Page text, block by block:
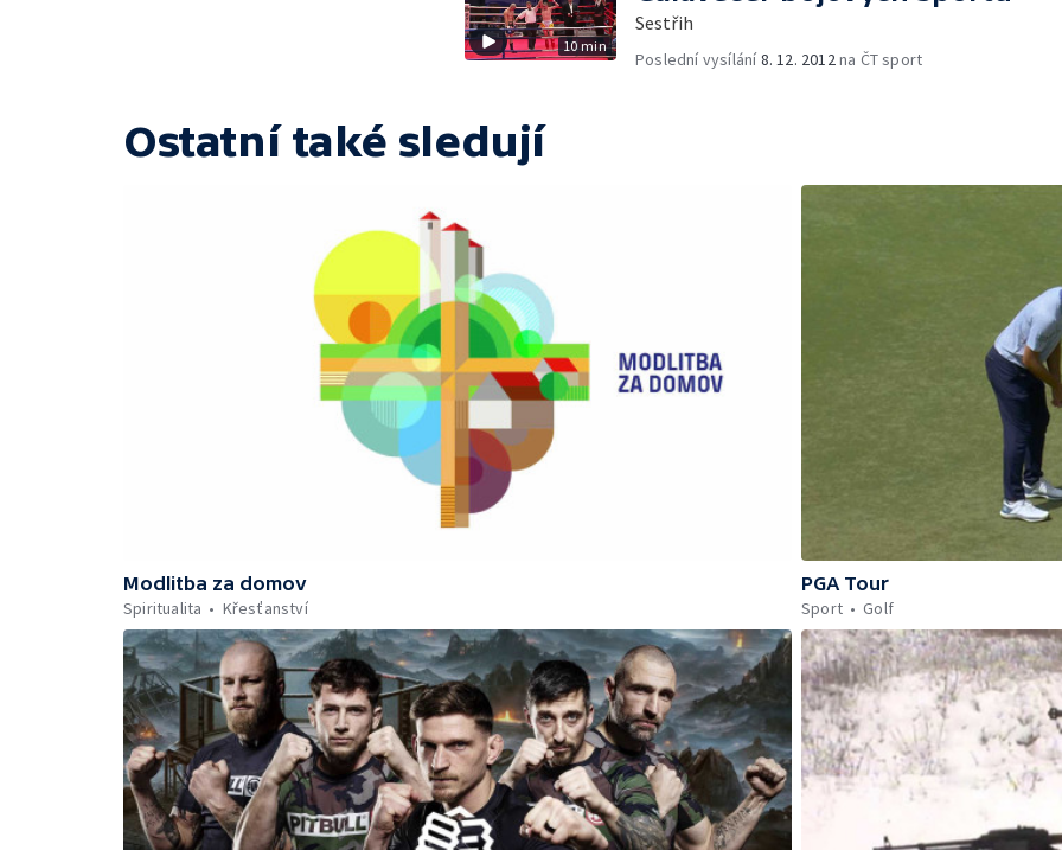
10 min
Sestřih
Poslední vysílání8. 12. 2012 na ČT sport
Ostatní také sledují
Modlitba za domov
Spiritualita
Křesťanství
PGA Tour
Sport
Golf